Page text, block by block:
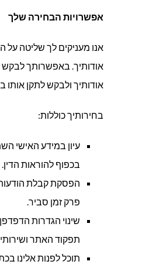
אפשרויות הבחירה שלך
אנו מעניקים לך שליטה על
אודותיך. באפשרותך לבקש
אודותיך ולבקש לתקן אותו
בחירותיך כוללות:
עיון במידע האישי
בכפוף להוראות הדין.
הפסקת קבלת הודעות
פרק זמן סביר.
שינוי הגדרות
תפקוד האתר
תוכל לפנות אלינו